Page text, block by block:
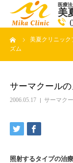
医療
美
美夏クリニック
ズム
サーマクール
2006.05.17 サーマク
照射するタイプの治療
医師紹介
クリニックの
アクセス
メールで相談